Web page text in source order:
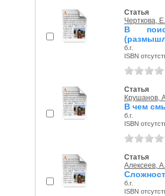
Статья
Черткова,
В
б.г.
ISBN
Статья
Крушанов,
В чем
б.г.
ISBN
Статья
Алексеев,
б.г.
ISBN